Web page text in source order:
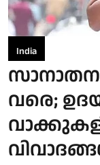
India
വരെ;